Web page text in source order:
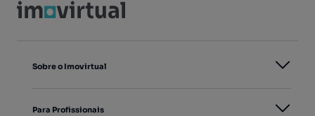
Sobre o Imovirtual
Para Profissionais